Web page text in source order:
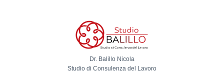
Dr. Balillo Nicola
Studio di Consulenza del Lavoro